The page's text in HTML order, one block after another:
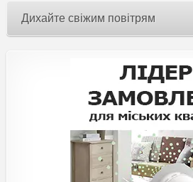
Дихайте свіжим повітрям